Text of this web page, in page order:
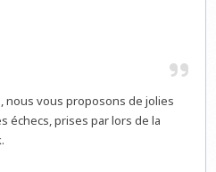
nous vous proposons de jolies
échecs, prises par lors de la